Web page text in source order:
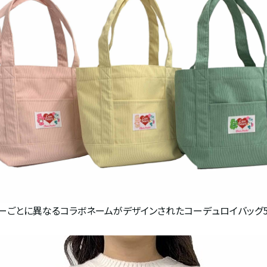
とに異なるコラボネームがデザインされたコーデュロイバッ